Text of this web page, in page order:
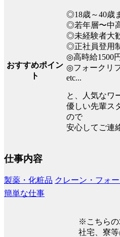
おすすめポイン
ト
◎18歳～40歳
◎若年層〜中
◎未経験者大
◎正社員登用
◎高時給1500
◎フォークリ
etc...
と、人気なワ
優しい先輩ス
ので
安心してご連
仕事内容
製薬・化粧品 クレーン・フォ
簡単な仕事
※こちらの
社宅、寮等